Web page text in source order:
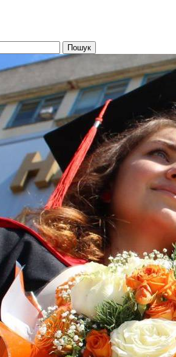
Пошук